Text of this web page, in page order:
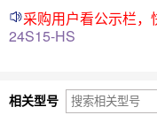
采购用户看公示栏，
24S15-HS
相关型号